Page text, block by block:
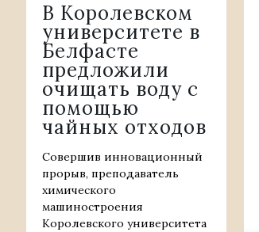
В Королевском
университете в
Белфасте
предложили
очищать воду с
помощью
чайных отходов
Совершив инновационный
прорыв, преподаватель
химического
машиностроения
Королевского университета